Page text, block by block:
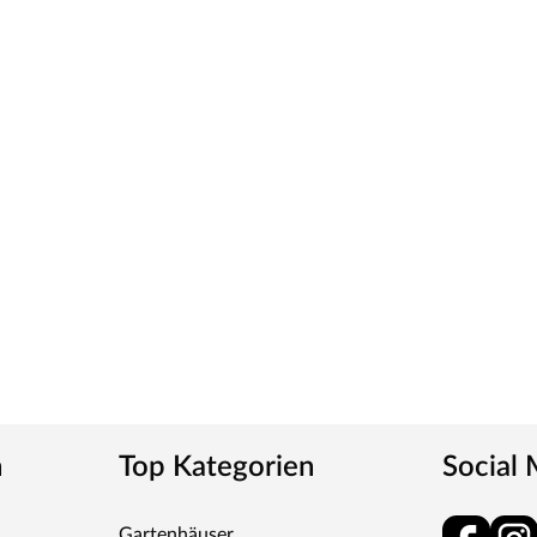
somit sehr robust und verleiht der Tür ein
Top Kategorien Social